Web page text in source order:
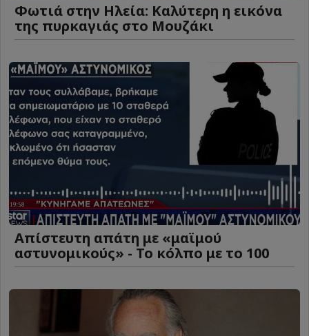
Φωτιά στην Ηλεία: Καλύτερη η εικόνα
της πυρκαγιάς στο Μουζάκι
Απίστευτη απάτη με «μαϊμού
αστυνομικούς» - Το κόλπο με το 100